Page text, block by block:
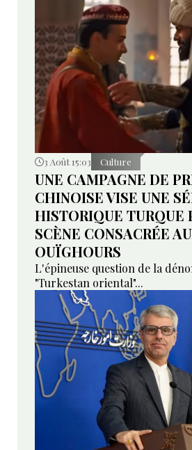
3 Août 15:03 Culture
UNE CAMPAGNE DE
CHINOISE VISE UNE
HISTORIQUE TURQUE
SCÈNE CONSACRÉE
OUÏGHOURS
L'épineuse question de la
"Turkestan oriental"...